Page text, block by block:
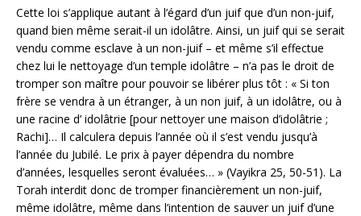
Cette loi s’applique autant à l’égard d’un juif que d’un non-juif,
quand bien même serait-il un idolâtre. Ainsi, un juif qui se serait
vendu comme esclave à un non-juif – et même s’il effectue
chez lui le nettoyage d’un temple idolâtre – n’a pas le droit de
tromper son maître pour pouvoir se libérer plus tôt : « Si ton
frère se vendra à un étranger, à un non juif, à un idolâtre, ou à
une racine d’ idolâtrie [pour nettoyer une maison d’idolâtrie ;
Rachi]… Il calculera depuis l’année où il s’est vendu jusqu’à
l’année du Jubilé. Le prix à payer dépendra du nombre
d’années, lesquelles seront évaluées… » (Vayikra 25, 50-51). La
Torah interdit donc de tromper financièrement un non-juif,
même idolâtre, même dans l’intention de sauver un juif d’une